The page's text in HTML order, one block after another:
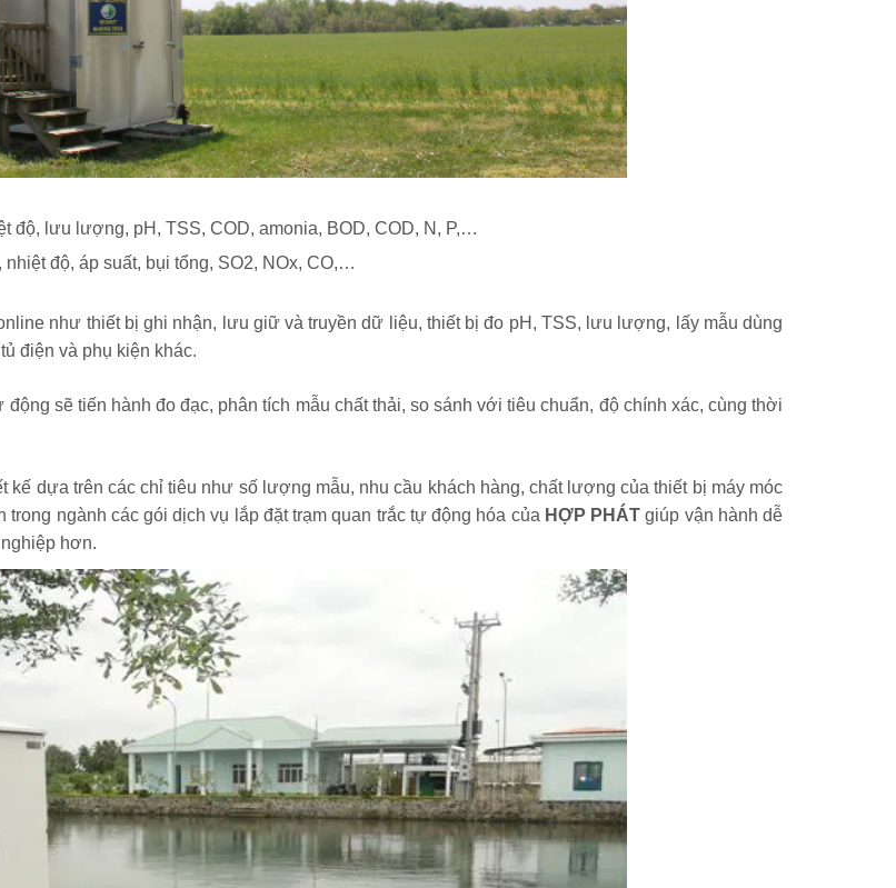
độ, lưu lượng, pH, TSS, COD, amonia, BOD, COD, N, P,…
độ, áp suất, bụi tổng, SO2, NOx, CO,…
như thiết bị ghi nhận, lưu giữ và truyền dữ liệu, thiết bị đo pH, TSS, lưu lượng, lấy mẫu dùng
điện và phụ kiện khác.
sẽ tiến hành đo đạc, phân tích mẫu chất thải, so sánh với tiêu chuẩn, độ chính xác, cùng thời
kế dựa trên các chỉ tiêu như số lượng mẫu, nhu cầu khách hàng, chất lượng của thiết bị máy móc
ngành các gói dịch vụ lắp đặt trạm quan trắc tự động hóa của HỢP PHÁT giúp vận hành dễ
hơn.